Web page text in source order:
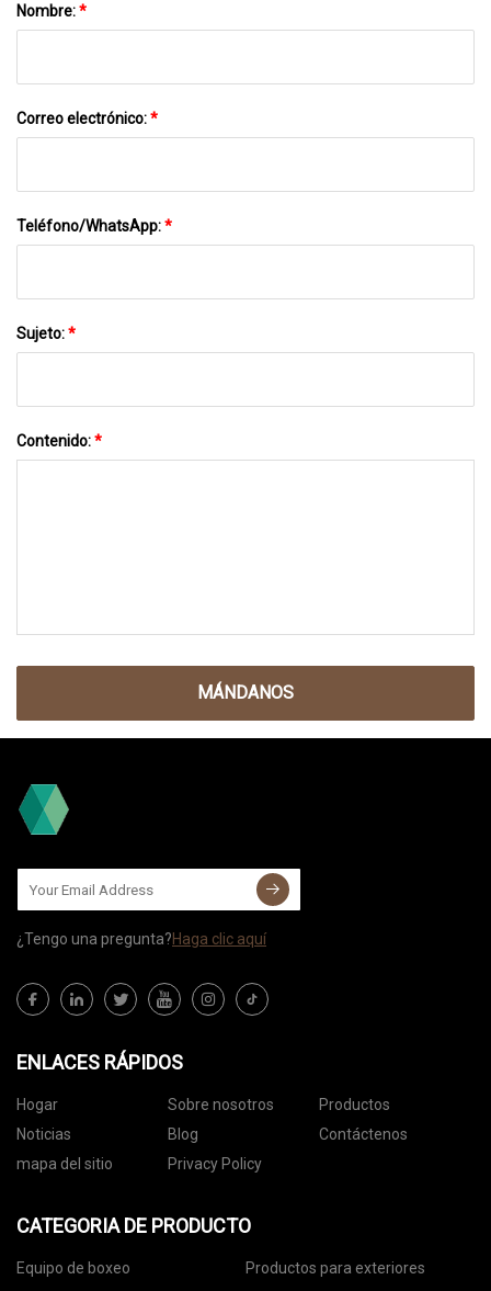
Nombre:*
Correo electrónico:*
Teléfono/WhatsApp:*
Sujeto:*
Contenido:*
MÁNDANOS
¿Tengo una pregunta?Haga clic aquí
ENLACES RÁPIDOS
Hogar Sobre nosotros
Productos
Noticias
Blog
Contáctenos
mapa del sitio
Privacy Policy
CATEGORIA DE PRODUCTO
Equipo de boxeo
Productos para exteriores